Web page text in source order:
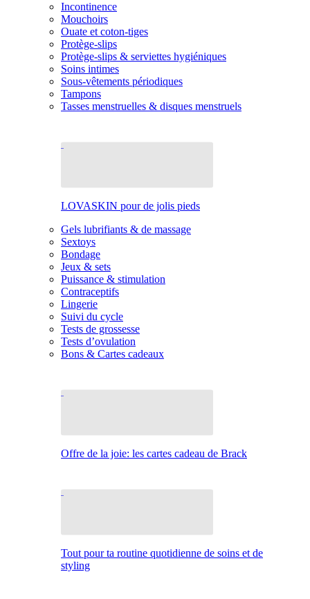
Incontinence
Mouchoirs
Ouate et coton-tiges
Protège-slips
Protège-slips & serviettes hygiéniques
Soins intimes
Sous-vêtements périodiques
Tampons
Tasses menstruelles & disques menstruels
LOVASKIN pour de jolis pieds
Gels lubrifiants & de massage
Sextoys
Bondage
Jeux & sets
Puissance & stimulation
Contraceptifs
Lingerie
Suivi du cycle
Tests de grossesse
Tests d’ovulation
Bons & Cartes cadeaux
Offre de la joie: les cartes cadeau de Brack
Tout pour ta routine quotidienne de soins et de
styling